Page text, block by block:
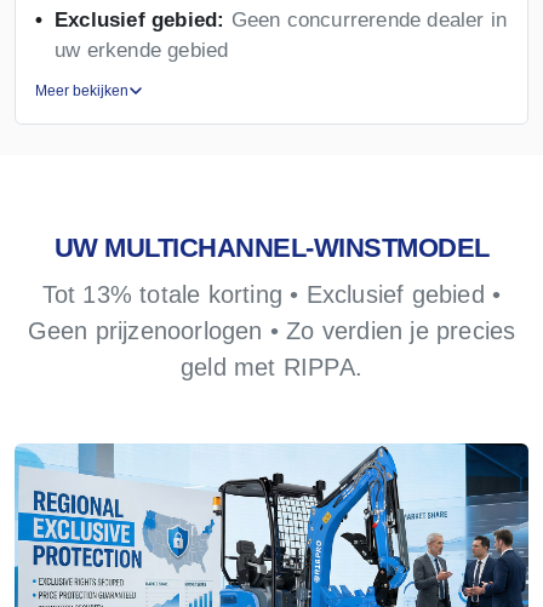
Exclusief gebied: Geen concurrerende dealer in
uw erkende gebied
Meer bekijken
UW MULTICHANNEL-WINSTMODEL
Tot 13% totale korting • Exclusief gebied •
Geen prijzenoorlogen • Zo verdien je precies
geld met RIPPA.